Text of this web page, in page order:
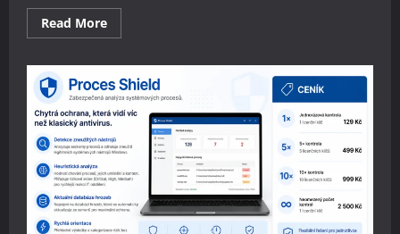
Read MoreRead
more
11
půjdou
konečně
odkládat
aktualizace